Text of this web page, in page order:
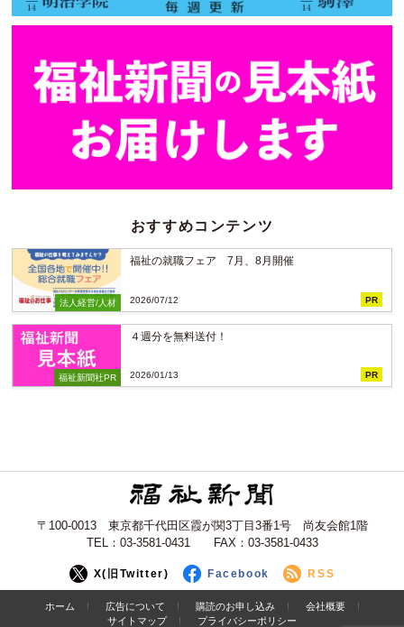
おすすめコンテンツ
法人経営/人材
福祉の就職フェア 7月、8月開催
2026/07/12 PR
福祉新聞社PR
４週分を無料送付！
2026/01/13 PR
〒100-0013 東京都千代田区霞が関3丁目3番1号 尚友会館1階
TEL：03-3581-0431 FAX：03-3581-0433
X(旧Twitter) Facebook RSS
ホーム 広告について 購読のお申し込み
会社概要
サイトマップ
プライバシーポリシー